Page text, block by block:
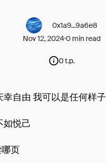
0x1a9...9a6e8
Nov 12, 20240 min read
0 t.p.
幸自由 我可以是任何样子
如悦己
页